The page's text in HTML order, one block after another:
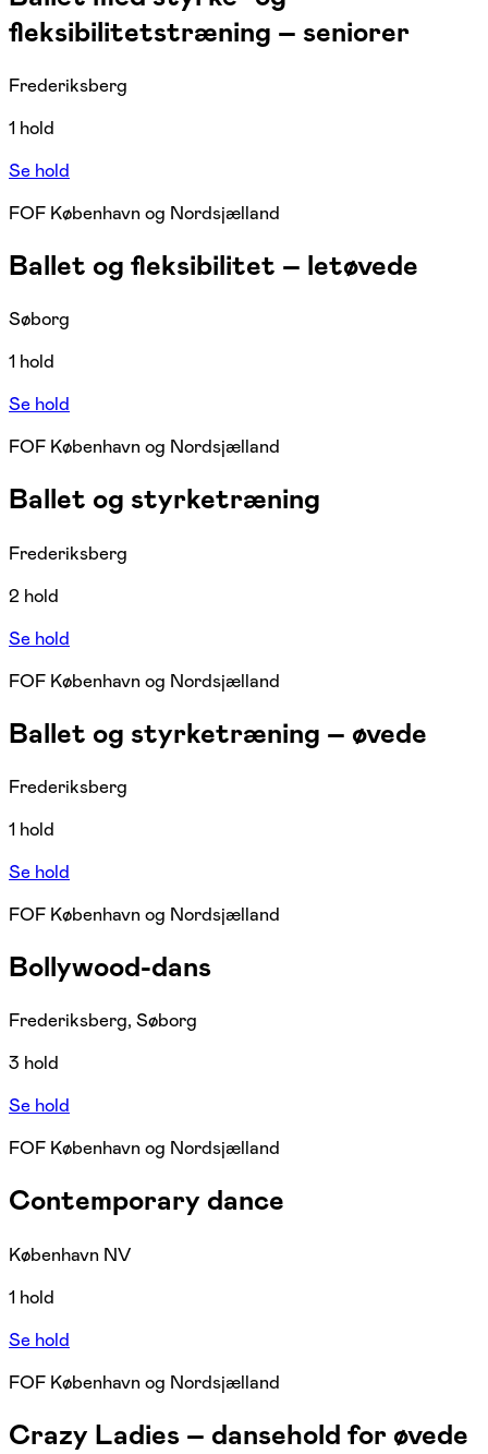
fleksibilitetstræning – seniorer
Frederiksberg
1 hold
Se hold
FOF København og Nordsjælland
Ballet og fleksibilitet – letøvede
Søborg
1 hold
Se hold
FOF København og Nordsjælland
Ballet og styrketræning
Frederiksberg
2 hold
Se hold
FOF København og Nordsjælland
Ballet og styrketræning – øvede
Frederiksberg
1 hold
Se hold
FOF København og Nordsjælland
Bollywood-dans
Frederiksberg, Søborg
3 hold
Se hold
FOF København og Nordsjælland
Contemporary dance
København NV
1 hold
Se hold
FOF København og Nordsjælland
Crazy Ladies – dansehold for øvede